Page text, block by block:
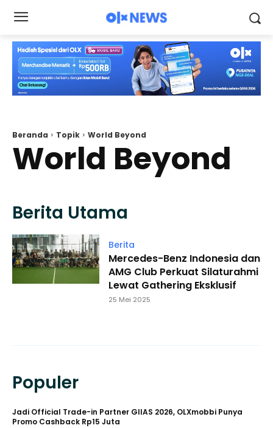
Beranda Topik World Beyond
World Beyond
Berita Utama
Berita
Mercedes-Benz Indonesia dan
AMG Club Perkuat Silaturahmi
Lewat Gathering Eksklusif
25 Mei 2025
Populer
Jadi Official Trade-in Partner GIIAS 2026, OLXmobbi Punya
Promo Cashback Rp15 Juta